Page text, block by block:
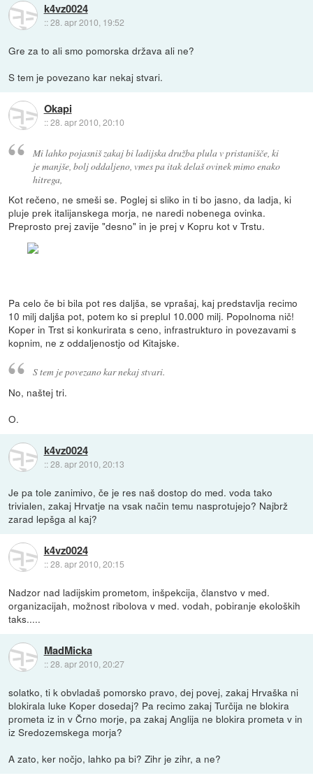
k4vz0024
::28. apr 2010, 19:52
Gre za to ali smo pomorska država ali ne?
S tem je povezano kar nekaj stvari.
Okapi
::28. apr 2010, 20:10
Mi lahko pojasniš zakaj bi ladijska družba plula v pristanišče, ki
je manjše, bolj oddaljeno, vmes pa itak delaš ovinek mimo enako
hitrega,
Kot rečeno, ne smeši se. Poglej si sliko in ti bo jasno, da ladja, ki
pluje prek italijanskega morja, ne naredi nobenega ovinka.
Preprosto prej zavije "desno" in je prej v Kopru kot v Trstu.
Pa celo če bi bila pot res daljša, se vprašaj, kaj predstavlja recimo
10 milj daljša pot, potem ko si preplul 10.000 milj. Popolnoma nič!
Koper in Trst si konkurirata s ceno, infrastrukturo in povezavami s
kopnim, ne z oddaljenostjo od Kitajske.
S tem je povezano kar nekaj stvari.
No, naštej tri.
O.
k4vz0024
::28. apr 2010, 20:13
Je pa tole zanimivo, če je res naš dostop do med. voda tako
trivialen, zakaj Hrvatje na vsak način temu nasprotujejo? Najbrž
zarad lepšga al kaj?
k4vz0024
::28. apr 2010, 20:15
Nadzor nad ladijskim prometom, inšpekcija, članstvo v med.
organizacijah, možnost ribolova v med. vodah, pobiranje ekoloških
taks.....
MadMicka
::28. apr 2010, 20:27
solatko, ti k obvladaš pomorsko pravo, dej povej, zakaj Hrvaška ni
blokirala luke Koper dosedaj? Pa recimo zakaj Turčija ne blokira
prometa iz in v Črno morje, pa zakaj Anglija ne blokira prometa v in
iz Sredozemskega morja?
A zato, ker nočjo, lahko pa bi? Zihr je zihr, a ne?